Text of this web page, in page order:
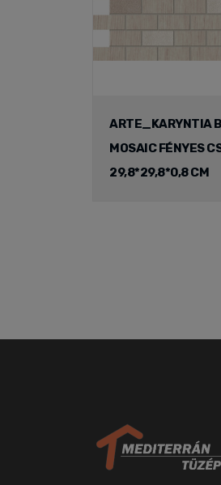
ARTE_KARYNTIA
MOSAIC FÉNYES
29,8*29,8*0,8 CM